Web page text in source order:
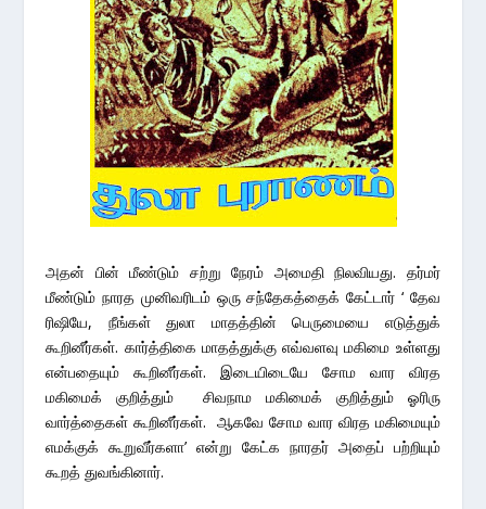
அதன் பின் மீண்டும் சற்று நேரம் அமைதி நிலவியது. தர்மர்
மீண்டும் நாரத முனிவரிடம் ஒரு சந்தேகத்தைக் கேட்டார் ‘ தேவ
ரிஷியே, நீங்கள் துலா மாதத்தின் பெருமையை எடுத்துக்
கூறினீர்கள். கார்த்திகை மாதத்துக்கு எவ்வளவு மகிமை உள்ளது
என்பதையும் கூறினீர்கள். இடையிடையே சோம வார விரத
மகிமைக் குறித்தும் சிவநாம மகிமைக் குறித்தும் ஓரிரு
வார்த்தைகள் கூறினீர்கள். ஆகவே சோம வார விரத மகிமையும்
எமக்குக் கூறுவீர்களா’ என்று கேட்க நாரதர் அதைப் பற்றியும்
கூறத் துவங்கினார்.